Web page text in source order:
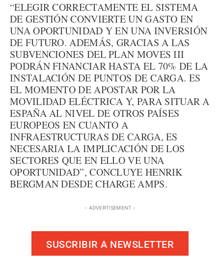
“ELEGIR CORRECTAMENTE EL SISTEMA
DE GESTIÓN CONVIERTE UN GASTO EN
UNA OPORTUNIDAD Y EN UNA INVERSIÓN
DE FUTURO. ADEMÁS, GRACIAS A LAS
SUBVENCIONES DEL PLAN MOVES III
PODRÁN FINANCIAR HASTA EL 70% DE LA
INSTALACIÓN DE PUNTOS DE CARGA. ES
EL MOMENTO DE APOSTAR POR LA
MOVILIDAD ELÉCTRICA Y, PARA SITUAR A
ESPAÑA AL NIVEL DE OTROS PAÍSES
EUROPEOS EN CUANTO A
INFRAESTRUCTURAS DE CARGA, ES
NECESARIA LA IMPLICACIÓN DE LOS
SECTORES QUE EN ELLO VE UNA
OPORTUNIDAD”, CONCLUYE HENRIK
BERGMAN DESDE CHARGE AMPS.
- ADVERTISEMENT -
SUSCRIBIR A NEWSLETTER